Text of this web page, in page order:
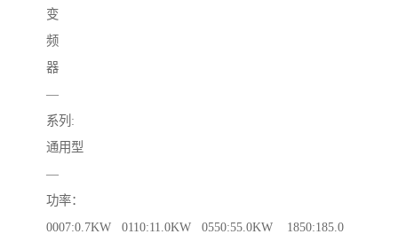
变
频
器
—
系列:
通用型
—
功率：
0007:0.7KW 0110:11.0KW 0550:55.0KW 1850:185.0